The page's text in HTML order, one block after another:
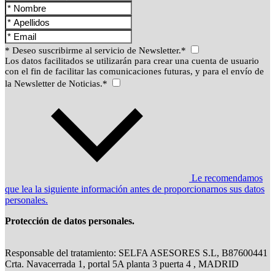
* Deseo suscribirme al servicio de Newsletter.*
Los datos facilitados se utilizarán para crear una cuenta de usuario
con el fin de facilitar las comunicaciones futuras, y para el envío de
la Newsletter de Noticias.*
Le recomendamos
que lea la siguiente información antes de proporcionarnos sus datos
personales.
Protección de datos personales.
Responsable del tratamiento: SELFA ASESORES S.L, B87600441
Crta. Navacerrada 1, portal 5A planta 3 puerta 4 , MADRID